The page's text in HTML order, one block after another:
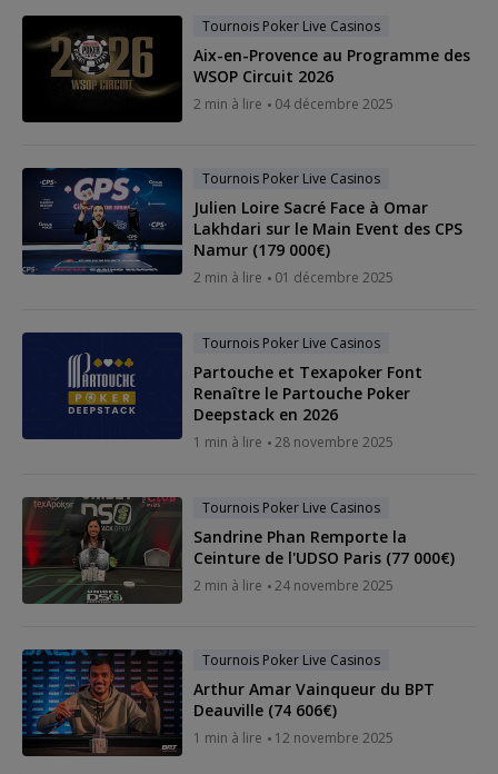
Tournois Poker Live Casinos
Aix-en-Provence au Programme des
WSOP Circuit 2026
2 min à lire 04 décembre 2025
Tournois Poker Live Casinos
Julien Loire Sacré Face à Omar
Lakhdari sur le Main Event des CPS
Namur (179 000€)
2 min à lire 01 décembre 2025
Tournois Poker Live Casinos
Partouche et Texapoker Font
Renaître le Partouche Poker
Deepstack en 2026
1 min à lire 28 novembre 2025
Tournois Poker Live Casinos
Sandrine Phan Remporte la
Ceinture de l'UDSO Paris (77 000€)
2 min à lire 24 novembre 2025
Tournois Poker Live Casinos
Arthur Amar Vainqueur du BPT
Deauville (74 606€)
1 min à lire 12 novembre 2025